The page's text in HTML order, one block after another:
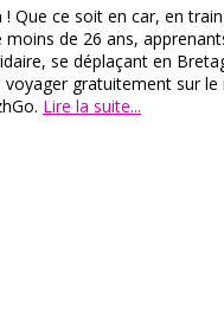
Que ce soit en car, en
moins de 26 ans,
se déplaçant en
gratuitement sur le
Lire la suite...